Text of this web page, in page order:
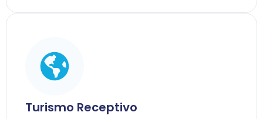
Turismo Receptivo